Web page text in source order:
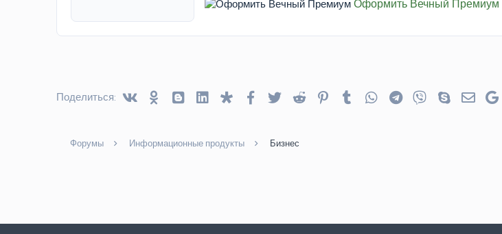
Оформить Вечный Премиум
Поделиться: VkontakteOdnoklassniki
BloggerLinked InDiasporaFacebook
TwitterReddit PinterestTumblr WhatsAppTelegram
Viber Skype
Форумы Информационные продукты Бизнес